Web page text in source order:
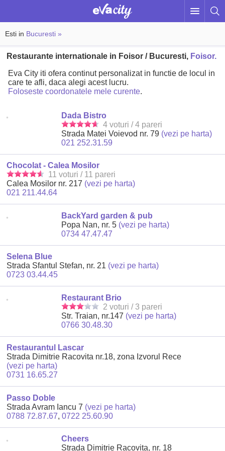
Esti in Bucuresti »
Restaurante internationale in Foisor / Bucuresti, Foisor.
Eva City iti ofera continut personalizat in functie de locul in
care te afli, daca alegi acest lucru.
Foloseste coordonatele mele curente.
Dada Bistro
4 voturi / 4 pareri
Strada Matei Voievod nr. 79 (vezi pe harta)
021 252.31.59
Chocolat - Calea Mosilor
11 voturi / 11 pareri
Calea Mosilor nr. 217 (vezi pe harta)
021 211.44.64
BackYard garden & pub
Popa Nan, nr. 5 (vezi pe harta)
0734 47.47.47
Selena Blue
Strada Sfantul Stefan, nr. 21 (vezi pe harta)
0723 03.44.45
Restaurant Brio
2 voturi / 3 pareri
Str. Traian, nr.147 (vezi pe harta)
0766 30.48.30
Restaurantul Lascar
Strada Dimitrie Racovita nr.18, zona Izvorul Rece
(vezi pe harta)
0731 16.65.27
Passo Doble
Strada Avram Iancu 7 (vezi pe harta)
0788 72.87.67,0722 25.60.90
Cheers
Strada Dimitrie Racovita, nr. 18